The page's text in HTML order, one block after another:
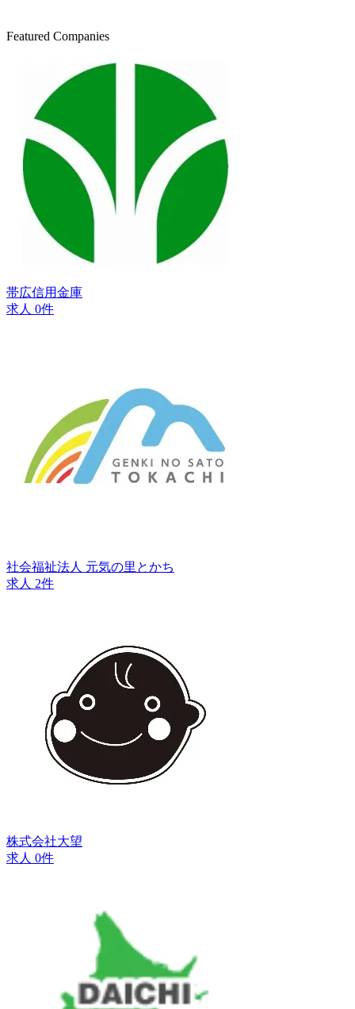
Featured Companies
帯広信用金庫
求人 0件
社会福祉法人 元気の里とかち
求人 2件
株式会社大望
求人 0件